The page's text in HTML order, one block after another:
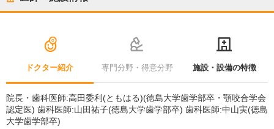
ドクター紹介 専門分野・得意分野 施設・設備の特徴
院長・歯科医師:高田委利(ともはる)(徳島大学歯学部卒・顎咬合学会
認定医) 歯科医師:山田祐子(徳島大学歯学部卒) 歯科医師:中山実(徳島
大学歯学部卒)